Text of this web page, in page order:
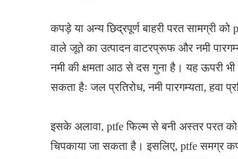
कपड़े या अन्य छिद्रपूर्ण बाहरी परत सामग्री
वाले जूते का उत्पादन वाटरप्रूफ और नमी
नमी की क्षमता आठ से दस गुना है। यह ऊपरी
सकता हैः जल प्रतिरोध, नमी पारगम्यता, हवा
इसके अलावा, ptfe फिल्म से बनी अस्तर परत
चिपकाया जा सकता है। इसलिए, ptfe